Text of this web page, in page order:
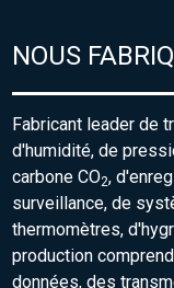
NOUS
Fabricant leader de
d'humidité, de
carbone CO2,
surveillance, de
thermomètres,
production
données, des